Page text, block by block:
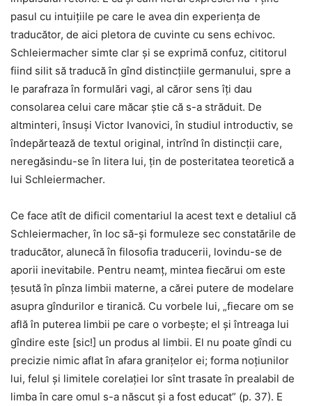
pasul cu intuițiile pe care le avea din experiența de
traducător, de aici pletora de cuvinte cu sens echivoc.
Schleiermacher simte clar și se exprimă confuz, cititorul
fiind silit să traducă în gînd distincțiile germanului, spre a
le parafraza în formulări vagi, al căror sens îți dau
consolarea celui care măcar știe că s-a străduit. De
altminteri, însuși Victor Ivanovici, în studiul introductiv, se
îndepărtează de textul original, intrînd în distincții care,
neregăsindu-se în litera lui, țin de posteritatea teoretică a
lui Schleiermacher.
Ce face atît de dificil comentariul la acest text e detaliul că
Schleiermacher, în loc să-și formuleze sec constatările de
traducător, alunecă în filosofia traducerii, lovindu-se de
aporii inevitabile. Pentru neamț, mintea fiecărui om este
țesută în pînza limbii materne, a cărei putere de modelare
asupra gîndurilor e tiranică. Cu vorbele lui, „fiecare om se
află în puterea limbii pe care o vorbește; el și întreaga lui
gîndire este [sic!] un produs al limbii. El nu poate gîndi cu
precizie nimic aflat în afara granițelor ei; forma noțiunilor
lui, felul și limitele corelației lor sînt trasate în prealabil de
limba în care omul s-a născut și a fost educat” (p. 37). E